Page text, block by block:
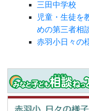
三田中学校
児童・生徒を
めの第三者相
赤羽小日々